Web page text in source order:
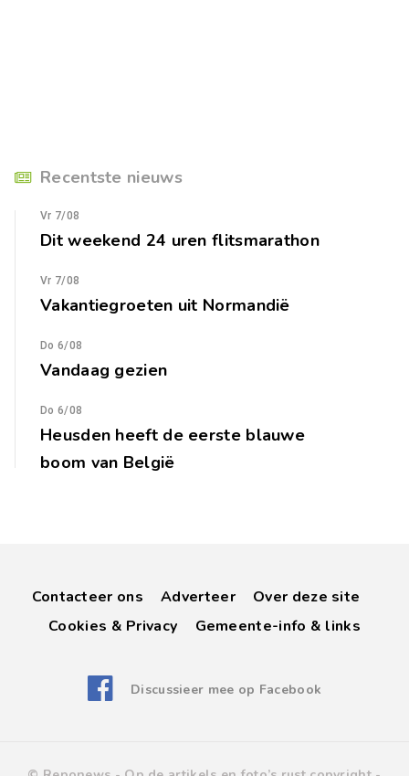
Recentste nieuws
Vr 7/08
Dit weekend 24 uren flitsmarathon
Vr 7/08
Vakantiegroeten uit Normandië
Do 6/08
Vandaag gezien
Do 6/08
Heusden heeft de eerste blauwe
boom van België
Contacteer ons Adverteer
Over deze site
Cookies & Privacy
Gemeente-info & links
Discussieer mee op Facebook